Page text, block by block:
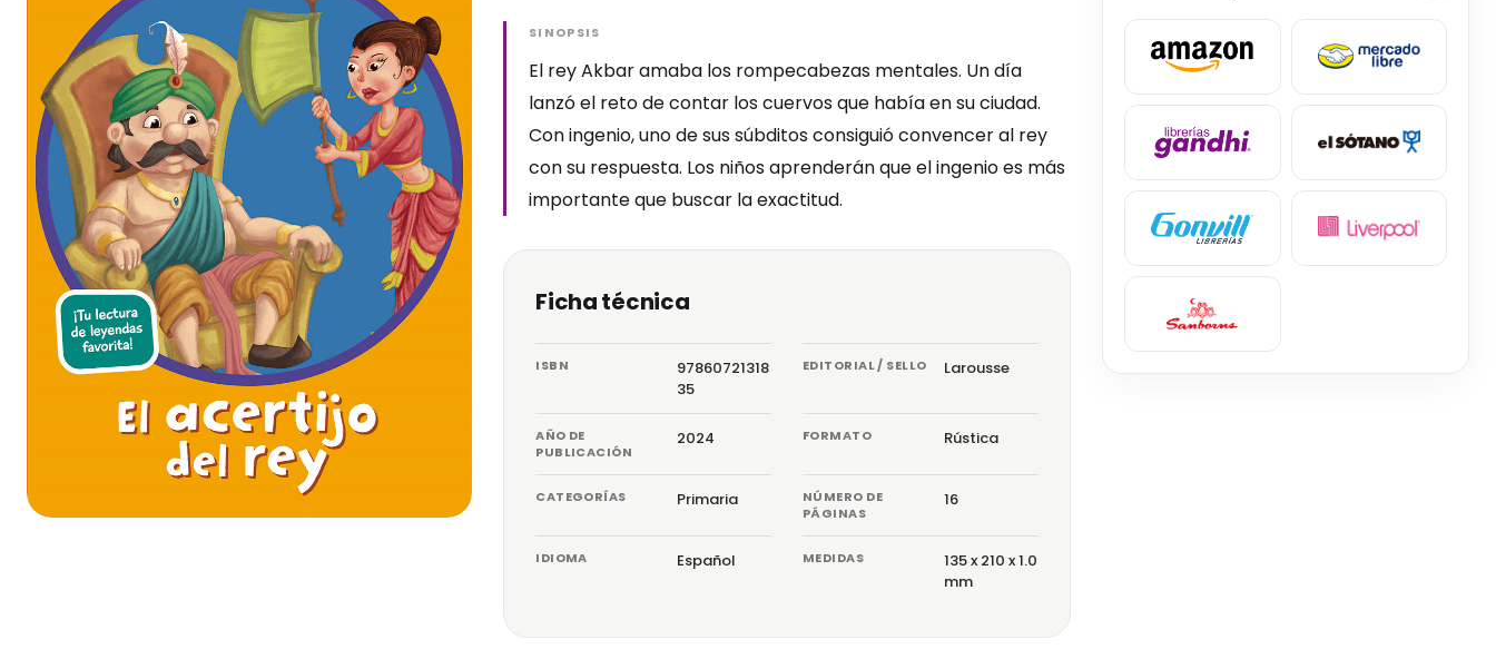
SINOPSIS
El rey Akbar amaba los rompecabezas mentales. Un día
lanzó el reto de contar los cuervos que había en su ciudad.
Con ingenio, uno de sus súbditos consiguió convencer al rey
con su respuesta. Los niños aprenderán que el ingenio es más
importante que buscar la exactitud.
Ficha técnica
ISBN
97860721318
35
EDITORIAL / SELLO Larousse
AÑO DE
PUBLICACIÓN
2024 FORMATO Rústica
CATEGORÍAS Primaria
NÚMERO DE
PÁGINAS
16
IDIOMA Español MEDIDAS
135 x 210 x 1.0
mm